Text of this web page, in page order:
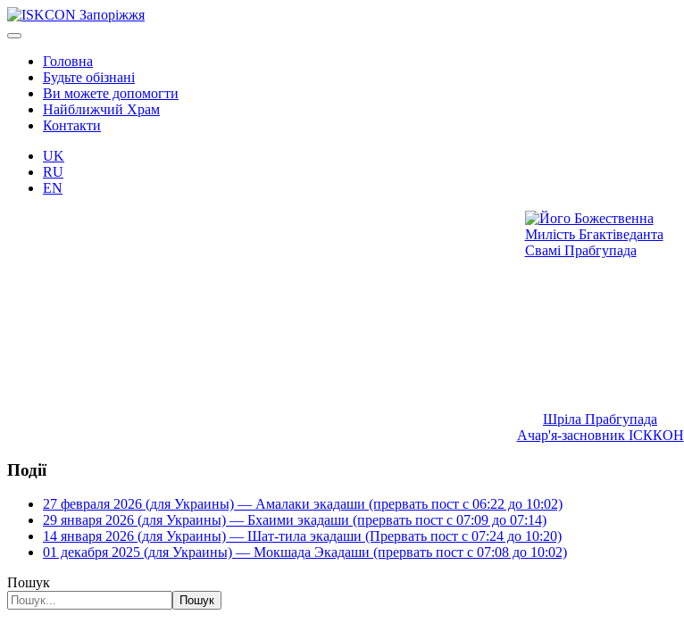
Головна
Будьте обізнані
Ви можете допомогти
Найближчий Храм
Контакти
UK
RU
EN
Шріла Прабгупада
Ачар'я-засновник ІСККОН
Події
27 февраля 2026 (для Украины) — Амалаки экадаши (прервать пост с 06:22 до 10:02)
29 января 2026 (для Украины) — Бхаими экадаши (прервать пост с 07:09 до 07:14)
14 января 2026 (для Украины) — Шат-тила экадаши (Прервать пост с 07:24 до 10:20)
01 декабря 2025 (для Украины) — Мокшада Экадаши (прервать пост с 07:08 до 10:02)
Пошук
Пошук